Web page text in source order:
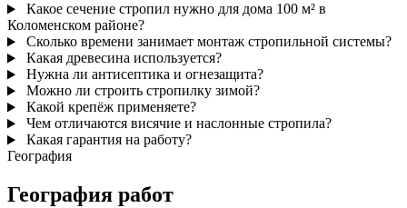
Какое сечение стропил нужно для дома 100 м² в
Коломенском районе?
Сколько времени занимает монтаж стропильной системы?
Какая древесина используется?
Нужна ли антисептика и огнезащита?
Можно ли строить стропилку зимой?
Какой крепёж применяете?
Чем отличаются висячие и наслонные стропила?
Какая гарантия на работу?
География
География работ